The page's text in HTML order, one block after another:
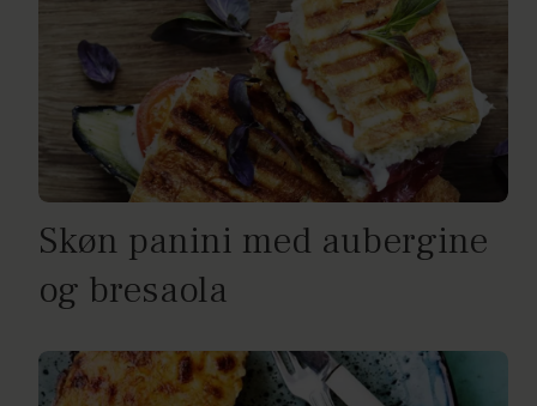
Skøn panini med aubergine
og bresaola